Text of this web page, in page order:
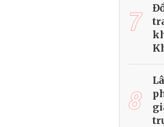
7
8